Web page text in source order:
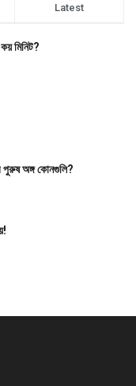
Latest
মিনিট?
পুরুষ অঙ্গ কোনগুলি?